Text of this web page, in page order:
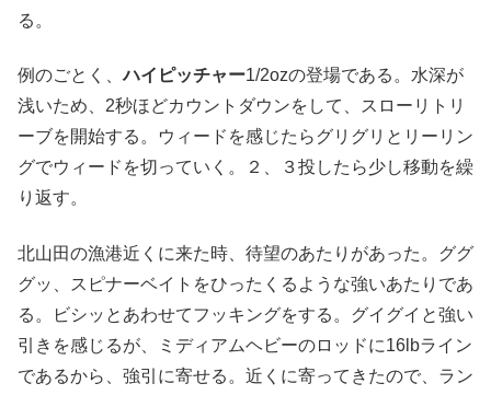
る。
例のごとく、ハイピッチャー1/2ozの登場である。水深が
浅いため、2秒ほどカウントダウンをして、スローリトリ
ーブを開始する。ウィードを感じたらグリグリとリーリン
グでウィードを切っていく。２、３投したら少し移動を繰
り返す。
北山田の漁港近くに来た時、待望のあたりがあった。ググ
グッ、スピナーベイトをひったくるような強いあたりであ
る。ビシッとあわせてフッキングをする。グイグイと強い
引きを感じるが、ミディアムヘビーのロッドに16lbライン
であるから、強引に寄せる。近くに寄ってきたので、ラン